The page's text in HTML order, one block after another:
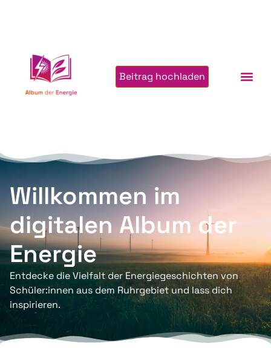
Beitrag hochladen
Willkommen im
digitalen Album der
Energie
Entdecke die Vielfalt der Energiegeschichten von
Schüler:innen aus dem Ruhrgebiet und lass dich
inspirieren.